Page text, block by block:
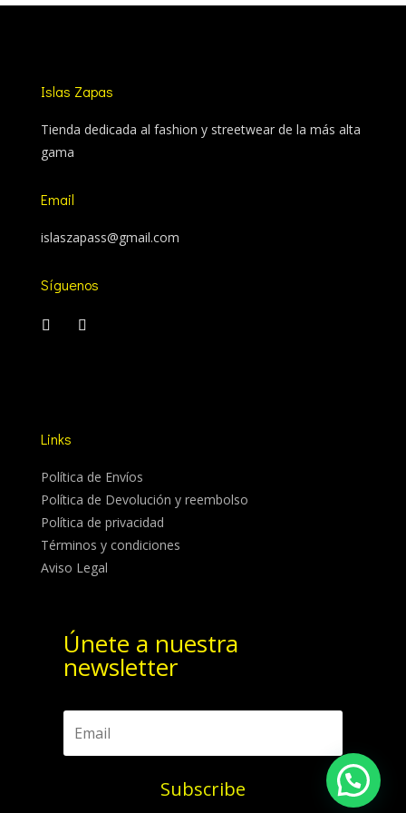
Islas Zapas
Tienda dedicada al fashion y streetwear de la más alta
gama
Email
islaszapass@gmail.com
Síguenos
Links
Política de Envíos
Política de Devolución y reembolso
Política de privacidad
Términos y condiciones
Aviso Legal
Únete a nuestra
newsletter
Subscribe